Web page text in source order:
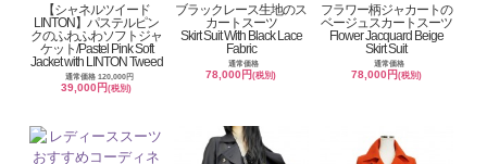
【シャネルツイード
LINTON】パステルピン
クのふわふわソフトジャ
ケット/Pastel Pink Soft
Jacket with LINTON Tweed
通常価格 120,000円
39,000円(税別)
ブラックレース生地のス
カートスーツ
Skirt Suit With Black Lace
Fabric
通常価格
78,000円(税別)
フラワー柄ジャカートの
ベージュスカートスーツ
Flower Jacquard Beige
Skirt Suit
通常価格
78,000円 (税別)